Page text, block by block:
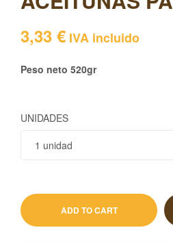
3,33 € IVA incluido
Peso neto 520gr
UNIDADES
ADD TO CART